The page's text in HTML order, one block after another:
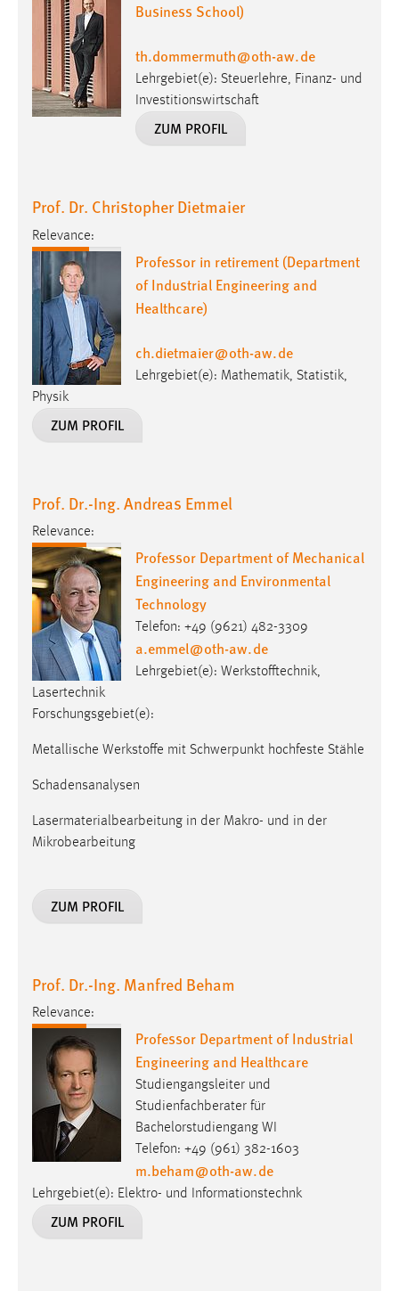
Business School)
th.dommermuth@oth-aw.de
Lehrgebiet(e): Steuerlehre, Finanz- und
Investitionswirtschaft
ZUM PROFIL
Prof. Dr. Christopher Dietmaier
Relevance:
Professor in retirement (Department
of Industrial Engineering and
Healthcare)
ch.dietmaier@oth-aw.de
Lehrgebiet(e): Mathematik, Statistik,
Physik
ZUM PROFIL
Prof. Dr.-Ing. Andreas Emmel
Relevance:
Professor Department of Mechanical
Engineering and Environmental
Technology
Telefon: +49 (9621) 482-3309
a.emmel@oth-aw.de
Lehrgebiet(e): Werkstofftechnik,
Lasertechnik
Forschungsgebiet(e):
Metallische Werkstoffe mit Schwerpunkt hochfeste Stähle
Schadensanalysen
Lasermaterialbearbeitung in der Makro- und in der
Mikrobearbeitung
ZUM PROFIL
Prof. Dr.-Ing. Manfred Beham
Relevance:
Professor Department of Industrial
Engineering and Healthcare
Studiengangsleiter und
Studienfachberater für
Bachelorstudiengang WI
Telefon: +49 (961) 382-1603
m.beham@oth-aw.de
Lehrgebiet(e): Elektro- und Informationstechnk
ZUM PROFIL